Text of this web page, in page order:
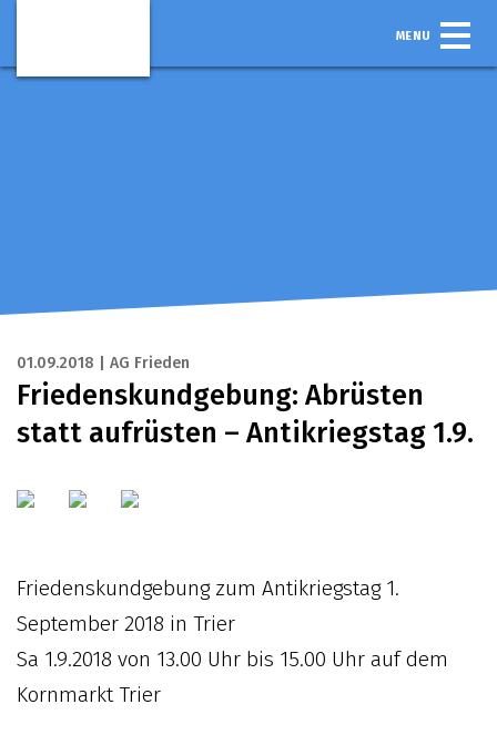
MENU
01.09.2018 | AG Frieden
Friedenskundgebung: Abrüsten
statt aufrüsten – Antikriegstag 1.9.
Friedenskundgebung zum Antikriegstag 1.
September 2018 in Trier
Sa 1.9.2018 von 13.00 Uhr bis 15.00 Uhr auf dem
Kornmarkt Trier